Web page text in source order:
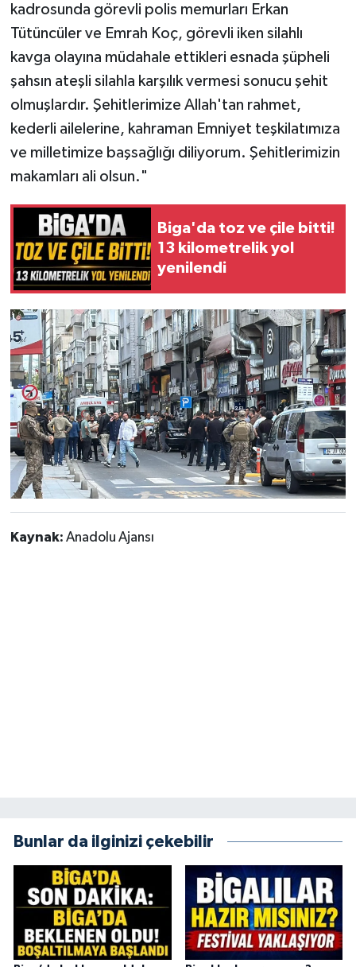
kadrosunda görevli polis memurları Erkan
Tütüncüler ve Emrah Koç, görevli iken silahlı
kavga olayına müdahale ettikleri esnada şüpheli
şahsın ateşli silahla karşılık vermesi sonucu şehit
olmuşlardır. Şehitlerimize Allah'tan rahmet,
kederli ailelerine, kahraman Emniyet teşkilatımıza
ve milletimize başsağlığı diliyorum. Şehitlerimizin
makamları ali olsun."
Biga'da toz ve çile bitti!
13 kilometrelik yol
yenilendi
Kaynak: Anadolu Ajansı
Bunlar da ilginizi çekebilir
Tarım ve Ekonomi
Teknoloji
Ulusal
Yaşam